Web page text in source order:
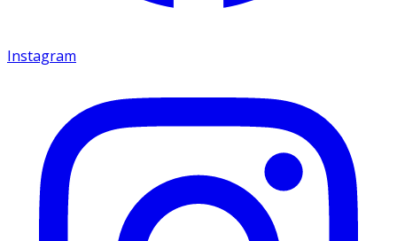
Instagram